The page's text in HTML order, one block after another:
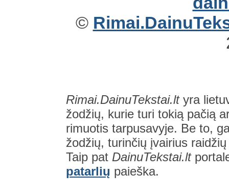
©
Rimai.DainuTekstai.ltyra
žodžių, kurie turi tokią pačią
rimuotis tarpusavyje. Be to,
žodžių, turinčių įvairius
Taip pat DainuTekstai.lt
patarlių paieška.